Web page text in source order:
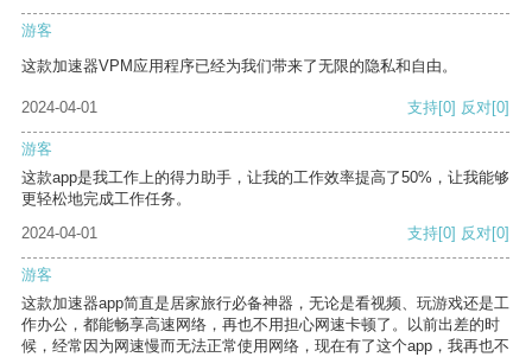
游客
这款加速器VPM应用程序已经为我们带来了无限的隐私和自由。
2024-04-01 支持[0] 反对[0]
游客
这款app是我工作上的得力助手，让我的工作效率提高了50%，让我能够
更轻松地完成工作任务。
2024-04-01
支持[0] 反对[0]
游客
这款加速器app简直是居家旅行必备神器，无论是看视频、玩游戏还是工
作办公，都能畅享高速网络，再也不用担心网速卡顿了。以前出差的时
候，经常因为网速慢而无法正常使用网络，现在有了这个app，我再也不